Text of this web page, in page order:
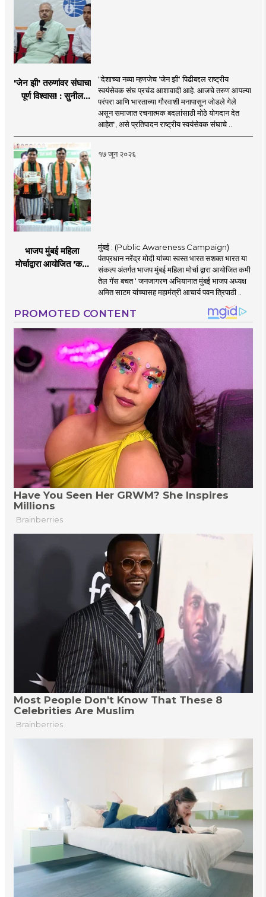
'जेन झी' तरुणांवर संघाचा
पूर्ण विश्वास! : सुनील
"देशाच्या नव्या म्हणजेच 'जेन झी' पिढीबद्दल राष्ट्रीय
स्वयंसेवक संघ प्रचंड आशावादी आहे. आजचे तरुण आपल्या
परंपरा आणि भारताच्या गौरवाशी मनापासून जोडले गेले
असून समाजात रचनात्मक बदलांसाठी मोठे योगदान देत
आहेत", असे प्रतिपादन राष्ट्रीय स्वयंसेवक संघाचे ..
१७ जून २०२६
भाजप मुंबई महिला
मोर्चाद्वारा आयोजित 'कमी
मुंबई : (Public Awareness Campaign)
पंतप्रधान नरेंद्र मोदी यांच्या स्वस्त भारत सशक्त भारत या
संकल्प अंतर्गत भाजप मुंबई महिला मोर्चा द्वारा आयोजित कमी
तेल गॅस बचत ' जनजागरण अभियानात मुंबई भाजप अध्यक्ष
अमित साटम यांच्यासह महामंत्री आचार्य पवन त्रिपाठी ..